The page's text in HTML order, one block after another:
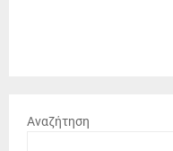
Αναζήτηση